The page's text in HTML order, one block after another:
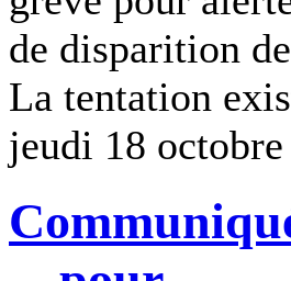
de disparition
La tentation
jeudi 18